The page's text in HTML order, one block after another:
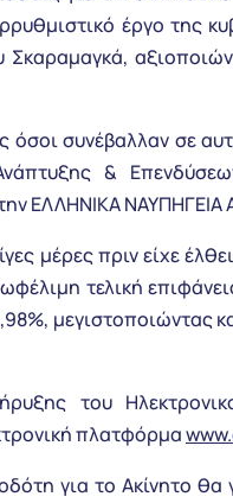
έργο της
όσοι συνέβαλλαν σε
&
ΕΛΛΗΝΙΚΑ ΝΑΥΠΗΓΕΙΑ
μέρες πριν είχε
τελική
μεγιστοποιώντας
του
πλατφόρμα
για το Ακίνητο